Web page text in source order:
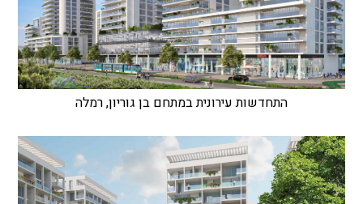
התחדשות עירונית במתחם בן גוריון, רמלה